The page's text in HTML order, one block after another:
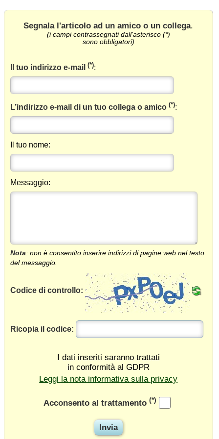
Segnala l'articolo ad un amico o un collega.
(i campi contrassegnati dall'asterisco (*)
sono obbligatori)
Il tuo indirizzo e-mail(*):
L’indirizzo e-mail di un tuo collega o amico(*):
Il tuo nome:
Messaggio:
Nota: non è consentito inserire indirizzi di pagine web nel testo
del messaggio.
Codice di controllo:
Ricopia il codice:
I dati inseriti saranno trattati
in conformità al GDPR
Leggi la nota informativa sulla privacy
Acconsento al trattamento (*)